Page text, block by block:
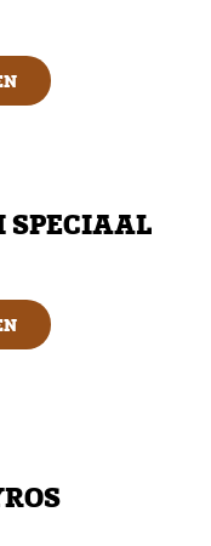
SPECIAAL